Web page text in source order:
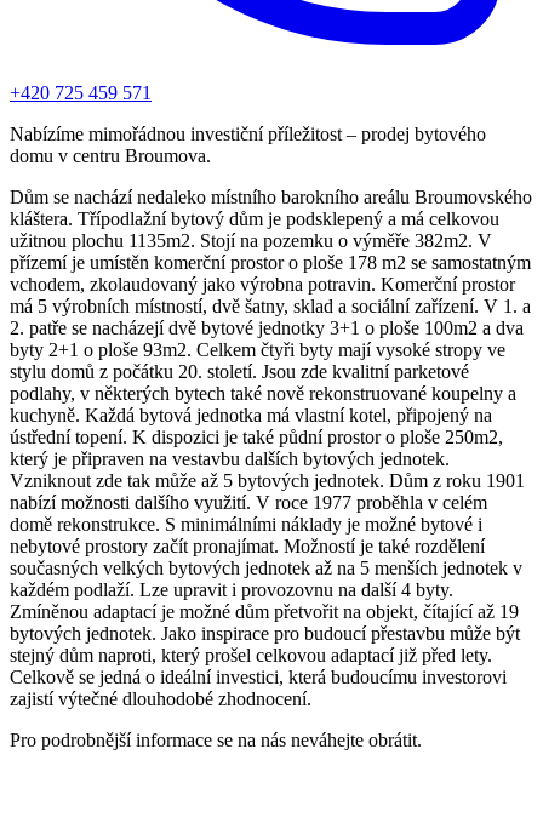
+420 725 459 571
Nabízíme mimořádnou investiční příležitost – prodej bytového
domu v centru Broumova.
Dům se nachází nedaleko místního barokního areálu Broumovského
kláštera. Třípodlažní bytový dům je podsklepený a má celkovou
užitnou plochu 1135m2. Stojí na pozemku o výměře 382m2. V
přízemí je umístěn komerční prostor o ploše 178 m2 se samostatným
vchodem, zkolaudovaný jako výrobna potravin. Komerční prostor
má 5 výrobních místností, dvě šatny, sklad a sociální zařízení. V 1. a
2. patře se nacházejí dvě bytové jednotky 3+1 o ploše 100m2 a dva
byty 2+1 o ploše 93m2. Celkem čtyři byty mají vysoké stropy ve
stylu domů z počátku 20. století. Jsou zde kvalitní parketové
podlahy, v některých bytech také nově rekonstruované koupelny a
kuchyně. Každá bytová jednotka má vlastní kotel, připojený na
ústřední topení. K dispozici je také půdní prostor o ploše 250m2,
který je připraven na vestavbu dalších bytových jednotek.
Vzniknout zde tak může až 5 bytových jednotek. Dům z roku 1901
nabízí možnosti dalšího využití. V roce 1977 proběhla v celém
domě rekonstrukce. S minimálními náklady je možné bytové i
nebytové prostory začít pronajímat. Možností je také rozdělení
současných velkých bytových jednotek až na 5 menších jednotek v
každém podlaží. Lze upravit i provozovnu na další 4 byty.
Zmíněnou adaptací je možné dům přetvořit na objekt, čítající až 19
bytových jednotek. Jako inspirace pro budoucí přestavbu může být
stejný dům naproti, který prošel celkovou adaptací již před lety.
Celkově se jedná o ideální investici, která budoucímu investorovi
zajistí výtečné dlouhodobé zhodnocení.
Pro podrobnější informace se na nás neváhejte obrátit.